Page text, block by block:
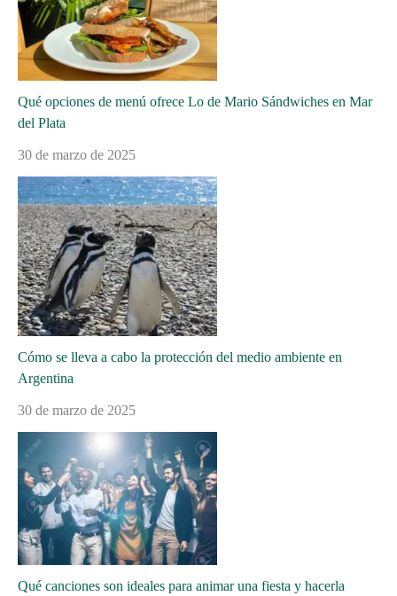
Qué opciones de menú ofrece Lo de Mario Sándwiches en Mar
del Plata
30 de marzo de 2025
Cómo se lleva a cabo la protección del medio ambiente en
Argentina
30 de marzo de 2025
Qué canciones son ideales para animar una fiesta y hacerla